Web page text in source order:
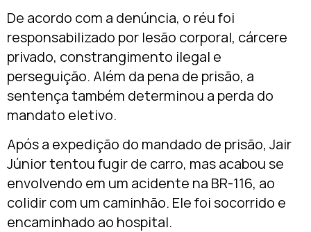
De acordo com a denúncia, o réu foi
responsabilizado por lesão corporal, cárcere
privado, constrangimento ilegal e
perseguição. Além da pena de prisão, a
sentença também determinou a perda do
mandato eletivo.
Após a expedição do mandado de prisão, Jair
Júnior tentou fugir de carro, mas acabou se
envolvendo em um acidente na BR-116, ao
colidir com um caminhão. Ele foi socorrido e
encaminhado ao hospital.